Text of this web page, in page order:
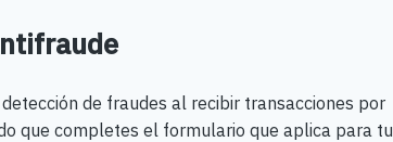
de fraudes al recibir transacciones por
que completes el formulario que aplica para tu